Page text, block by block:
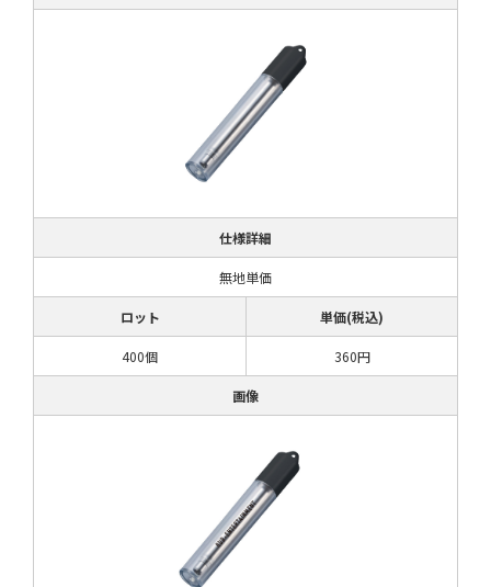
仕様詳細
無地単価
ロット 単価(税込)
400個 360円
画像